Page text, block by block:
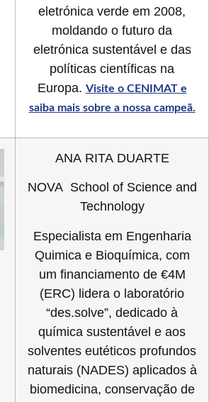
eletrónica verde em 2008,
moldando o futuro da
eletrónica sustentável e das
políticas científicas na
Europa. Visite o CENIMAT e
saiba mais sobre a nossa campeã.
ANA RITA DUARTE
NOVA School of Science and
Technology
Especialista em Engenharia
Quimica e Bioquímica, com
um financiamento de €4M
(ERC) lidera o laboratório
“des.solve”, dedicado à
química sustentável e aos
solventes eutéticos profundos
naturais (NADES) aplicados à
biomedicina, conservação de